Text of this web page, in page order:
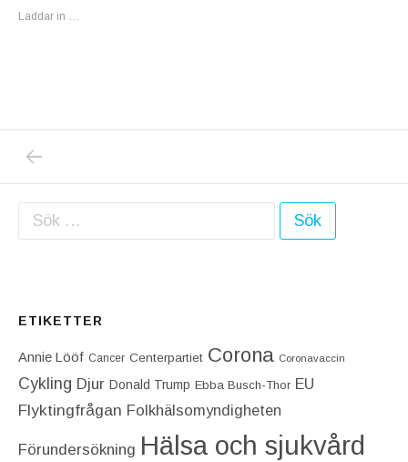
Laddar in …
Inläggsnavigering
Sök efter:
ETIKETTER
Annie Lööf Cancer Centerpartiet‎ Corona Coronavaccin
Cykling Djur Donald Trump Ebba Busch-Thor EU
Flyktingfrågan Folkhälsomyndigheten
Förundersökning Hälsa och sjukvård